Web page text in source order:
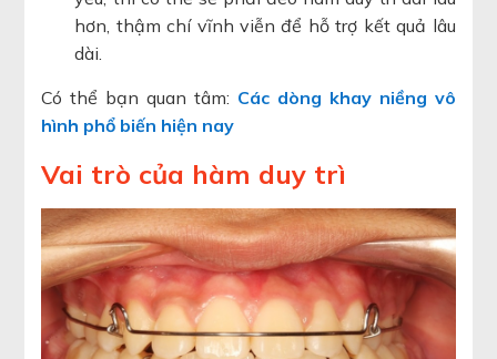
hơn, thậm chí vĩnh viễn để hỗ trợ kết quả lâu
dài.
Có thể bạn quan tâm: Các dòng khay niềng vô
hình phổ biến hiện nay
Vai trò của hàm duy trì